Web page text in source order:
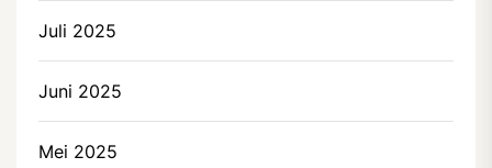
Juli 2025
Juni 2025
Mei 2025